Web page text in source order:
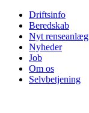
Driftsinfo
Beredskab
Nyt renseanlæg
Nyheder
Job
Om os
Selvbetjening